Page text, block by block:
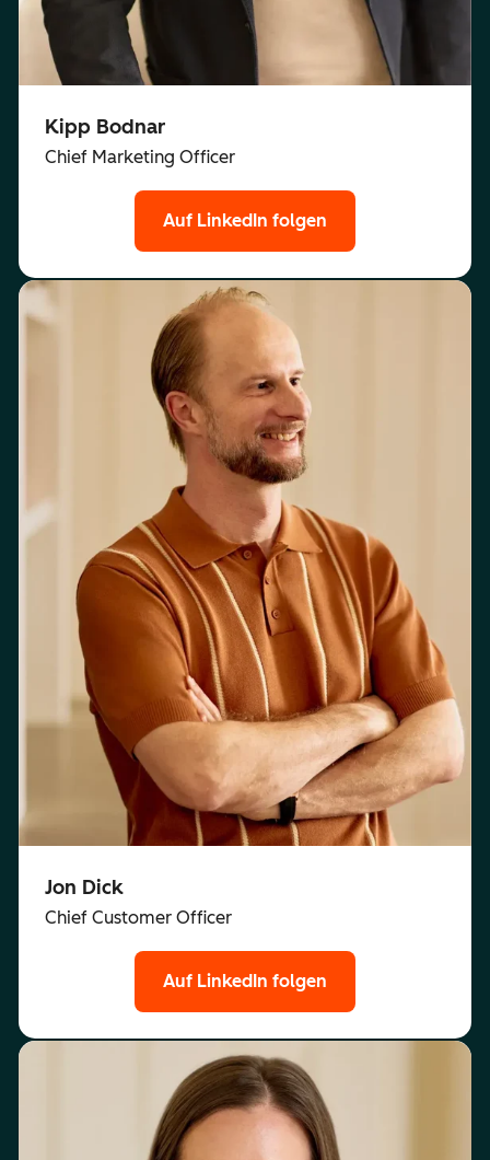
Kipp Bodnar
Chief Marketing Officer
Auf LinkedIn folgen
Jon Dick
Chief Customer Officer
Auf LinkedIn folgen